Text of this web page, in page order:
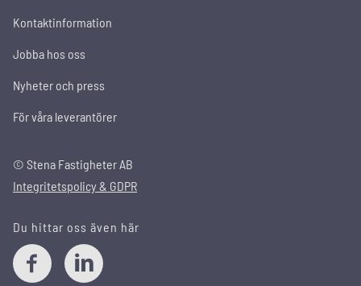
Kontaktinformation
Jobba hos oss
Nyheter och press
För våra leverantörer
© Stena Fastigheter AB
Integritetspolicy & GDPR
Du hittar oss även här